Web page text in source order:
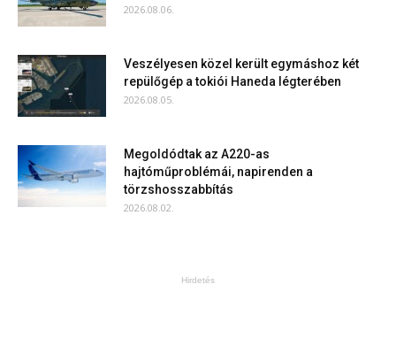
2026.08.06.
Veszélyesen közel került egymáshoz két
repülőgép a tokiói Haneda légterében
2026.08.05.
Megoldódtak az A220-as
hajtóműproblémái, napirenden a
törzshosszabbítás
2026.08.02.
Hirdetés